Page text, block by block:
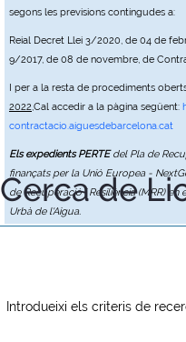
segons les previsions contingudes a:
Reial Decret Llei 3/2020, de 04 de
9/2017, de 08 de novembre, de
I per a la resta de procediments
2022,Cal accedir a la pàgina següent:
contractacio.aiguesdebarcelona.cat
Els expedients PERTEdel Pla de
finançats per la Unió Europea -
de Recuperació i Resiliència (MRR)
Urbà de l'Aigua.
Cerca de
Introdueixi els criteris de